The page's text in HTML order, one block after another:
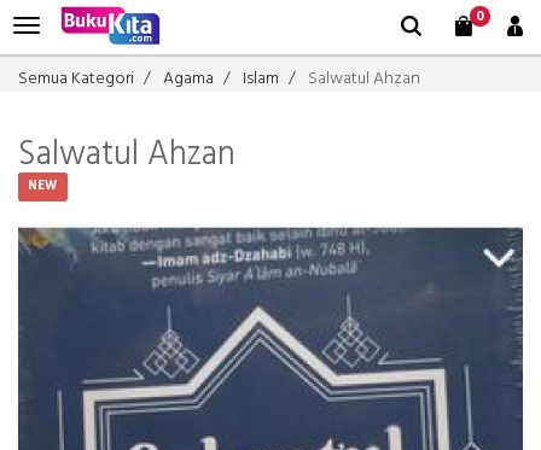
0
Semua Kategori Agama Islam Salwatul Ahzan
Salwatul Ahzan
NEW